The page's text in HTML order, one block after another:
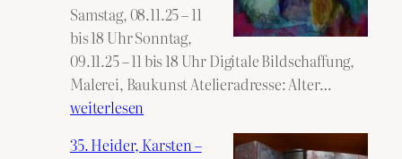
Samstag, 08.11.25 – 11
bis 18 Uhr Sonntag,
09.11.25 – 11 bis 18 Uhr Digitale Bildschaffung,
Malerei, Baukunst Atelieradresse: Alter…
Christiana
weiterlesen
35. Heider, Karsten –